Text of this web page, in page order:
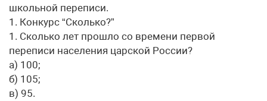
школьной переписи.
1. Конкурс “Сколько?”
1. Сколько лет прошло со времени первой
переписи населения царской России?
а) 100;
б) 105;
в) 95.